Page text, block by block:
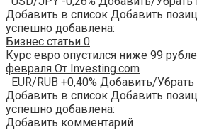
Добавить в список Добавить
успешно добавлена:
Бизнес статьи 0
Курс евро опустился ниже 99
февраля От Investing.com
EUR/RUB +0,40% Добавить/
Добавить в список Добавить
успешно добавлена:
Добавить комментарий